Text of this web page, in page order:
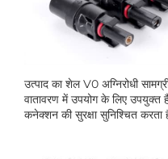
उत्पाद का शेल V0 अग्निरोधी
वातावरण में उपयोग के लिए उपयुक्त
कनेक्शन की सुरक्षा सुनिश्चित करता